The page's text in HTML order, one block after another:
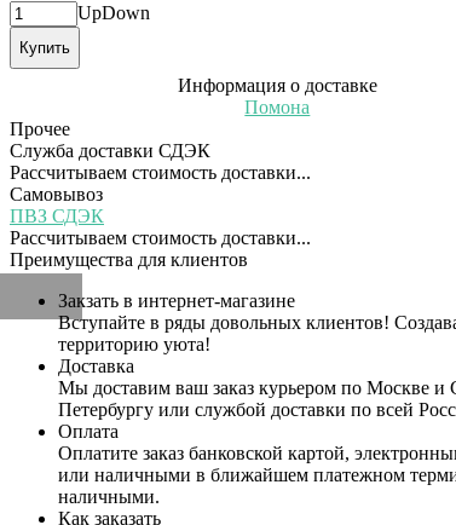
UpDown
Купить
Информация о доставке
Помона
Прочее
Служба доставки СДЭК
Рассчитываем стоимость доставки...
Самовывоз
ПВЗ СДЭК
Рассчитываем стоимость доставки...
Преимущества для клиентов
Закзать в интернет-магазине
Вступайте в ряды довольных клиентов!
территорию уюта!
Доставка
Мы доставим ваш заказ курьером по Москве и
Петербургу или службой доставки по всей
Оплата
Оплатите заказ банковской картой,
или наличными в ближайшем платежном
наличными.
Как заказать